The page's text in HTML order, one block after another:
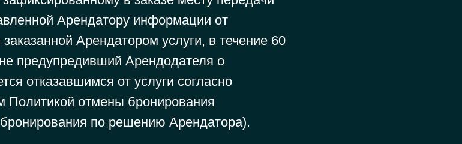
Арендатору информации от
Арендатором услуги, в течение 60
предупредивший Арендодателя о
отказавшимся от услуги согласно
Политикой отмены бронирования
по решению Арендатора).